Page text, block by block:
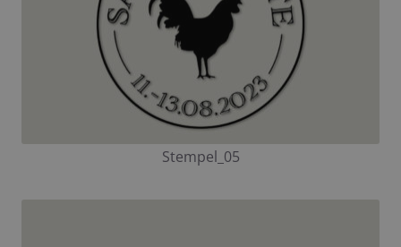
Stempel_05